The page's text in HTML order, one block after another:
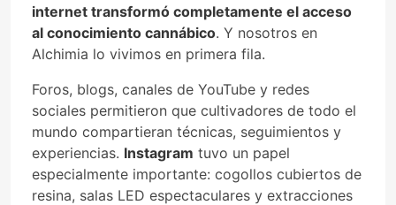
internet transformó completamente el acceso
al conocimiento cannábico. Y nosotros en
Alchimia lo vivimos en primera fila.
Foros, blogs, canales de YouTube y redes
sociales permitieron que cultivadores de todo el
mundo compartieran técnicas, seguimientos y
experiencias. Instagram tuvo un papel
especialmente importante: cogollos cubiertos de
resina, salas LED espectaculares y extracciones